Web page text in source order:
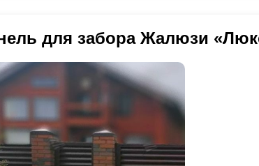
для забора Жалюзи